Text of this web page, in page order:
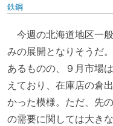
鉄鋼
今週の北海道地区一
みの展開となりそうだ
あるものの、９月市場
えており、在庫店の倉
かった模様。ただ、先
の需要に関しては大き